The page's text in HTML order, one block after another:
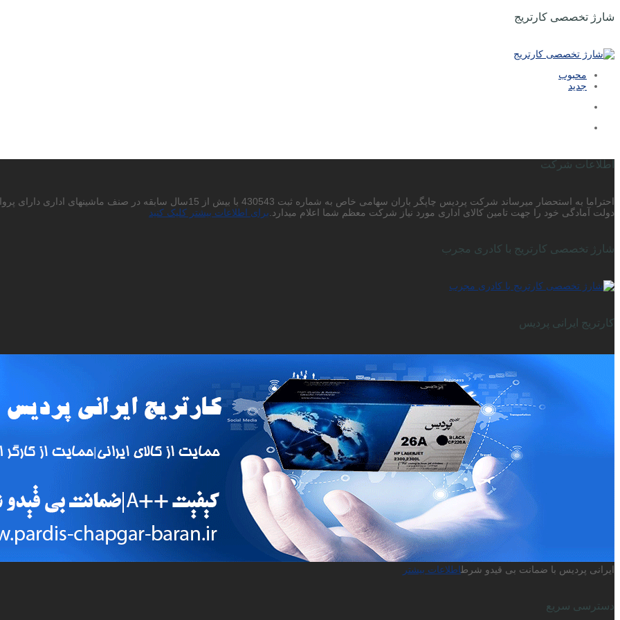
شارژ تخصصی کارتریج
محبوب
جدید
اطلاعات شرکت
احتراما به استحضار میرساند شرکت پردیس چاپگر باران سهامی خاص به شماره ثبت
دولت آمادگی خود را جهت تامین کالای اداری مورد نیاز شرکت معظم شما اعلام میدارد. برای اطلاعات بیشتر کلیک کنید
شارژ تخصصی کارتریج با کادری مجرب
کارتریج ایرانی پردیس
ایرانی پردیس با ضمانت بی قیدو شرطاطلاعات بیشتر
دسترسی سریع